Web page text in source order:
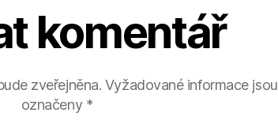
komentář
zveřejněna. Vyžadované informace jsou
označeny *